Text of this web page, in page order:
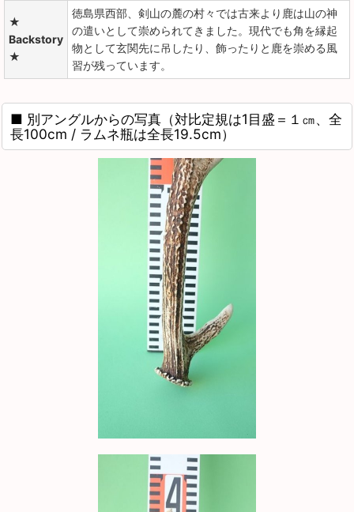
★
Backstory
★
徳島県西部、剣山の麓の村々では古来より鹿は山の神
の遣いとして崇められてきました。現代でも角を縁起
物として玄関先に吊したり、飾ったりと鹿を崇める風
習が残っています。
■ 別アングルからの写真（対比定規は1目盛＝１㎝、全
長100cm / ラムネ瓶は全長19.5cm）